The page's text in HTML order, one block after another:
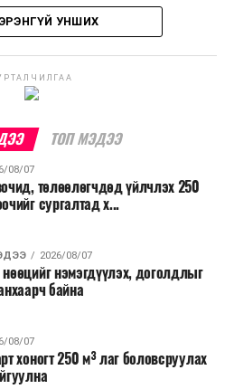
газрын өр, орон нутгийн нөөц
хэвийн үргэлжлүүлэхээр
хязгаарлахаар болсон байна.
болон Засгийн газрын
бусад хурал, зөвлөгөөн, ой,
найр наадам, соёлын арга
төрийн өндөр албан
бусад гадаад
зочин хүлээн авах зардал;
тоног төхөөрөмж,
худалдан авах;
хууль зүйн салбараас бусад
УНШИХ
ТОП МЭДЭЭ
08/07
төлөөлөгчдөд үйлчлэх 250
сургалтад х...
2026/08/07
нэмэгдүүлэх, доголдлыг
байна
08/07
хоногт 250 м³ лаг боловсруулах